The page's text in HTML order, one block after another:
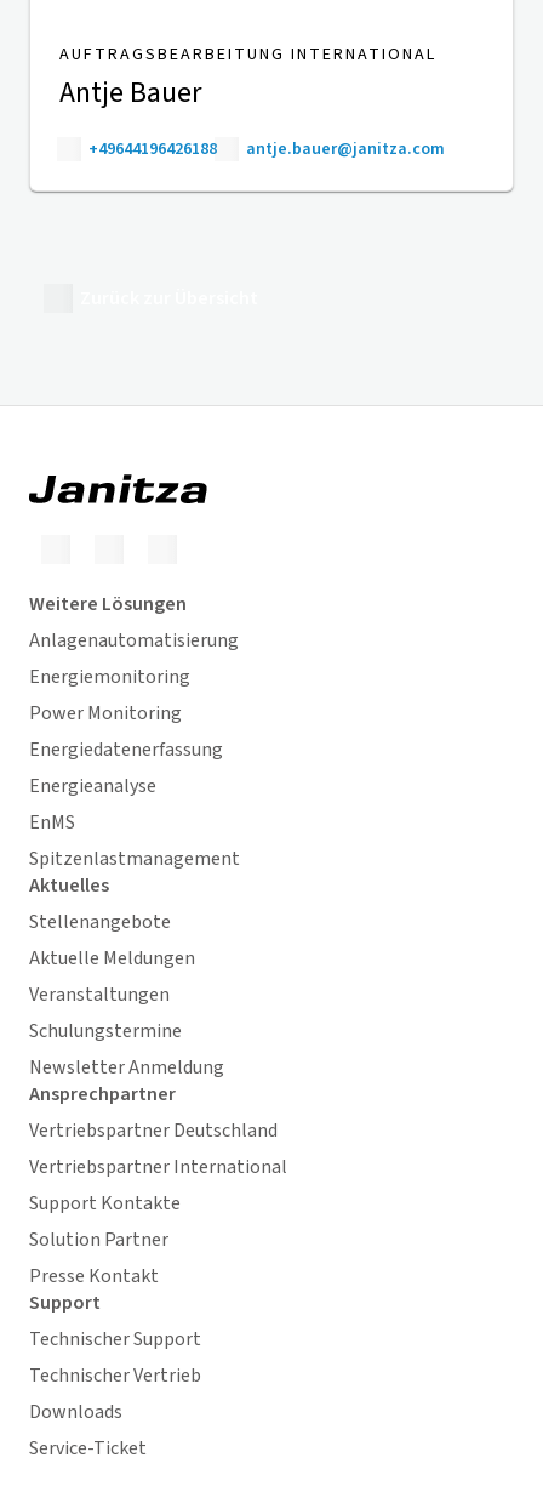
AUFTRAGSBEARBEITUNG INTERNATIONAL
Antje Bauer
+49644196426188 antje.bauer@janitza.com
Weitere Lösungen
Anlagenautomatisierung
Energiemonitoring
Power Monitoring
Energiedatenerfassung
Energieanalyse
EnMS
Spitzenlastmanagement
Aktuelles
Stellenangebote
Aktuelle Meldungen
Veranstaltungen
Schulungstermine
Newsletter Anmeldung
Ansprechpartner
Vertriebspartner Deutschland
Vertriebspartner International
Support Kontakte
Solution Partner
Presse Kontakt
Support
Technischer Support
Technischer Vertrieb
Downloads
Service-Ticket